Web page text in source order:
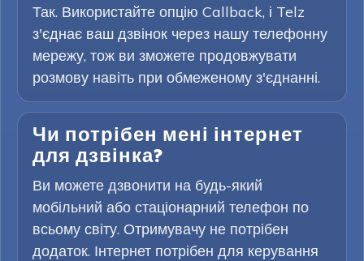
Так. Використайте опцію Callback, і Telz
з'єднає ваш дзвінок через нашу телефонну
мережу, тож ви зможете продовжувати
розмову навіть при обмеженому з'єднанні.
Чи потрібен мені інтернет
для дзвінка?
Ви можете дзвонити на будь-який
мобільний або стаціонарний телефон по
всьому світу. Отримувачу не потрібен
додаток. Інтернет потрібен для керування